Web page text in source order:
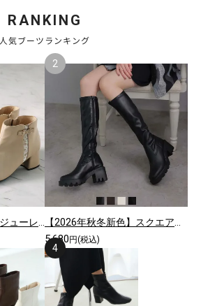
RANKING
人気ブーツランキング
5,680円(税込)